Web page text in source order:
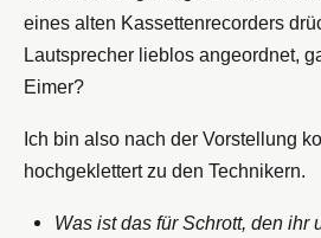
eines alten Kassettenrecorders
Lautsprecher lieblos angeordnet,
Eimer?
Ich bin also nach der Vorstellung
hochgeklettert zu den Technikern.
Was ist das für Schrott, den ihr